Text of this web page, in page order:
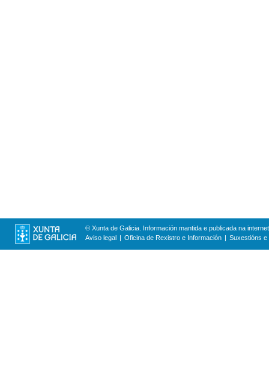
© Xunta de Galicia. Información mantida e publicada na
Aviso legal
Oficina de Rexistro e Información Suxestións e